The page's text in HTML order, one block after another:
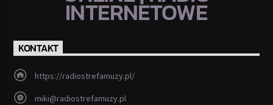
INTERNETOWE
KONTAKT
https://radiostrefamuzy.pl/
miki@radiostrefamuzy.pl